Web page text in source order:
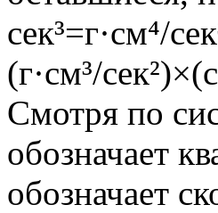
сек³=г·см⁴/
(г·см³/
Смотря по
обозначает
обозначает